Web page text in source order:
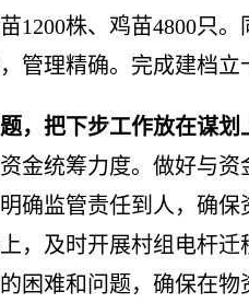
1200株、鸡苗4800只。
管理精确。完成建档立
，把下步工作放在谋划
金统筹力度。做好与
确监管责任到人，确
，及时开展村组电杆
困难和问题，确保在